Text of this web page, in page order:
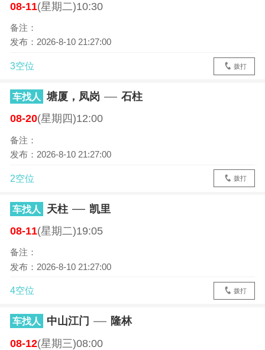
08-11(星期二)10:30
备注：
发布：2026-8-10 21:27:00
3空位 拨打
车找人 塘厦，凤岗
石柱
08-20(星期四)12:00
备注：
发布：2026-8-10 21:27:00
2空位 拨打
车找人 天柱
凯里
08-11(星期二)19:05
备注：
发布：2026-8-10 21:27:00
4空位 拨打
车找人 中山江门
隆林
08-12(星期三)08:00